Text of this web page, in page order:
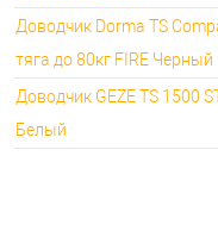
Доводчик Dorma TS
тяга до 80кг FIRE Черный
Доводчик GEZE TS 1500
Белый